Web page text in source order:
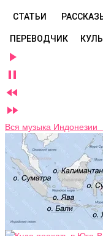
СТАТЬИ
ПЕРЕВОДЧИК




Вся музыка